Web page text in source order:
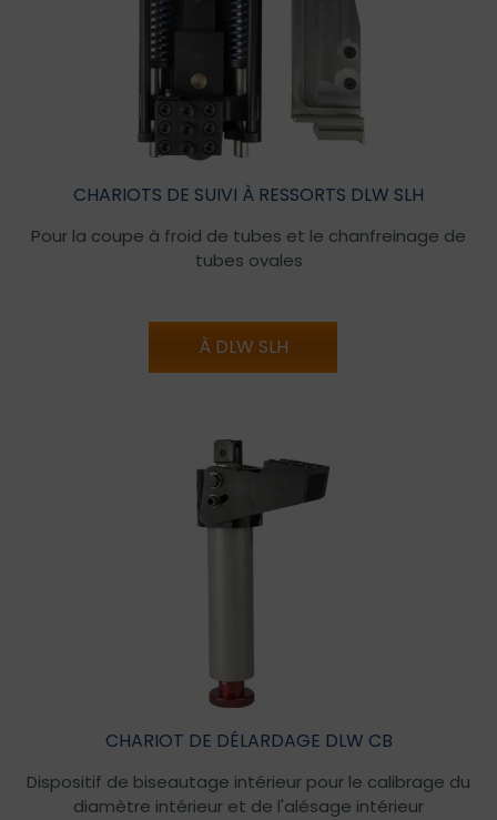
CHARIOTS DE SUIVI À RESSORTS DLW SLH
Pour la coupe à froid de tubes et le chanfreinage de
tubes ovales
À DLW SLH
CHARIOT DE DÉLARDAGE DLW CB
Dispositif de biseautage intérieur pour le calibrage du
diamètre intérieur et de l'alésage intérieur